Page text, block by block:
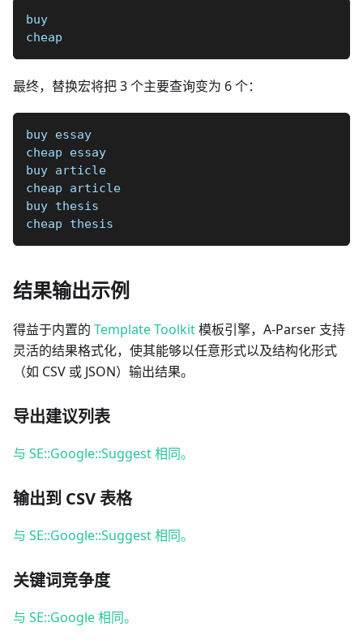
buy
cheap
最终，替换宏将把 3 个主要查询变为 6 个：
buy essay
cheap essay
buy article
cheap article
buy thesis
cheap thesis
结果输出示例
得益于内置的 Template Toolkit模板引擎，A-Parser 支持
灵活的结果格式化，使其能够以任意形式以及结构化形式
（如 CSV 或 JSON）输出结果。
导出建议列表
与 SE::Google::Suggest 相同。
输出到 CSV 表格
与 SE::Google::Suggest 相同。
关键词竞争度
与 SE::Google 相同。